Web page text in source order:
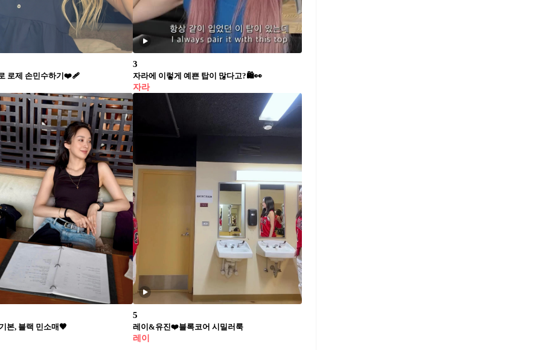
로제 손민수하기❤️‍🩹
3
자라에 이렇게 예쁜 탑이 많다고?🛍️👀
자라
본, 블랙 민소매🖤
5
레이&유진❤️블록코어 시밀러룩
레이